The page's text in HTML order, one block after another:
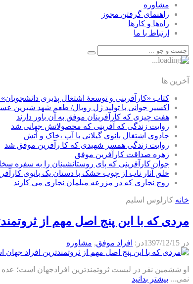
مشاوره
راهنمای گرفتن مجوز
راه‌ها و كارها
ارتباط با ما
آخرین ها
کتاب «کارآفرینی و توسعۀ اشتغال پذیری
اکسیر جوانی با تولید ژل رویال/ طعم شهد شیرین
هفت چیزی که کارآفرینان موفق به آن باور دارند
روایت زندگی که آفرینی که محصولاتش جهانی شد
جادوی اشتغال بانوی گیلانی با آب ،خاک و آتش
روایت زندگی همسر شهیدی که کا رآفرین موفق شد
زهره صداقت کارآفرین موفق
جوان کارآفرینی که پای روستانشینان را به سفره
خلق آثار ناب از چوب خشک با دستان یک بانوی
زوج نجاری که در مزرعه مبلمان نجاری می کارند
خانه کارلوس اسلیم
مردی که با این پنج اصل مهم از
در 1397/12/15در: افراد موفق, مشاوره
او ششمین نفر در لیست ثروتمندترین افرادجهان است؛
نمی... بیشتر بدانید